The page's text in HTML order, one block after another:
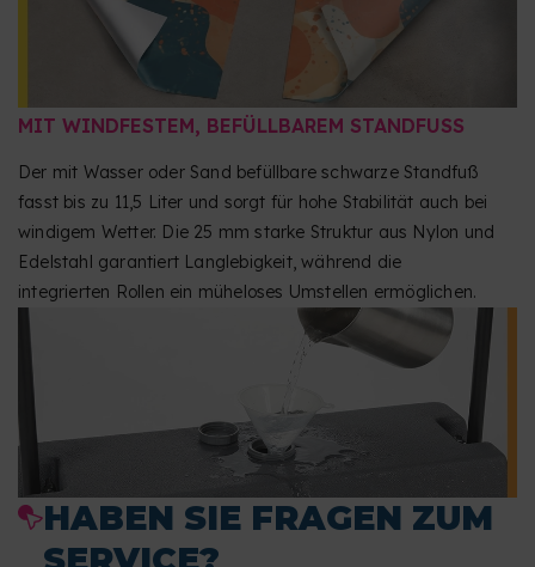
MIT WINDFESTEM, BEFÜLLBAREM STANDFUSS
Der mit Wasser oder Sand befüllbare schwarze Standfuß
fasst bis zu 11,5 Liter und sorgt für hohe Stabilität auch bei
windigem Wetter. Die 25 mm starke Struktur aus Nylon und
Edelstahl garantiert Langlebigkeit, während die
integrierten Rollen ein müheloses Umstellen ermöglichen.
HABEN SIE FRAGEN ZUM